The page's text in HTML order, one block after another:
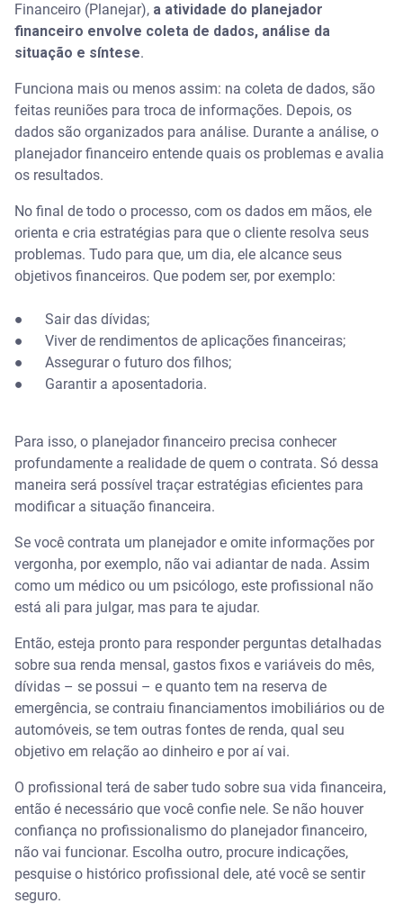
Financeiro (Planejar), a atividade do planejador
financeiro envolve coleta de dados, análise da
situação e síntese.
Funciona mais ou menos assim: na coleta de dados, são
feitas reuniões para troca de informações. Depois, os
dados são organizados para análise. Durante a análise, o
planejador financeiro entende quais os problemas e avalia
os resultados.
No final de todo o processo, com os dados em mãos, ele
orienta e cria estratégias para que o cliente resolva seus
problemas. Tudo para que, um dia, ele alcance seus
objetivos financeiros. Que podem ser, por exemplo:
● Sair das dívidas;
● Viver de rendimentos de aplicações financeiras;
● Assegurar o futuro dos filhos;
● Garantir a aposentadoria.
Para isso, o planejador financeiro precisa conhecer
profundamente a realidade de quem o contrata. Só dessa
maneira será possível traçar estratégias eficientes para
modificar a situação financeira.
Se você contrata um planejador e omite informações por
vergonha, por exemplo, não vai adiantar de nada. Assim
como um médico ou um psicólogo, este profissional não
está ali para julgar, mas para te ajudar.
Então, esteja pronto para responder perguntas detalhadas
sobre sua renda mensal, gastos fixos e variáveis do mês,
dívidas – se possui – e quanto tem na reserva de
emergência, se contraiu financiamentos imobiliários ou de
automóveis, se tem outras fontes de renda, qual seu
objetivo em relação ao dinheiro e por aí vai.
O profissional terá de saber tudo sobre sua vida financeira,
então é necessário que você confie nele. Se não houver
confiança no profissionalismo do planejador financeiro,
não vai funcionar. Escolha outro, procure indicações,
pesquise o histórico profissional dele, até você se sentir
seguro.